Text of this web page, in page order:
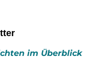
im Überblick